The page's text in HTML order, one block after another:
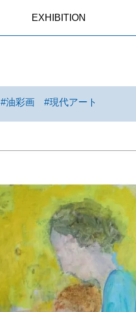
EXHIBITION
#油彩画 #現代アート